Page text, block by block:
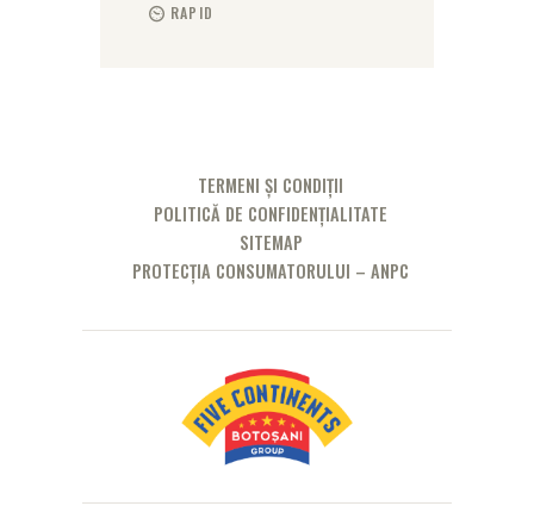
RAPID
TERMENI ȘI CONDIȚII
POLITICĂ DE CONFIDENȚIALITATE
SITEMAP
PROTECȚIA CONSUMATORULUI – ANPC